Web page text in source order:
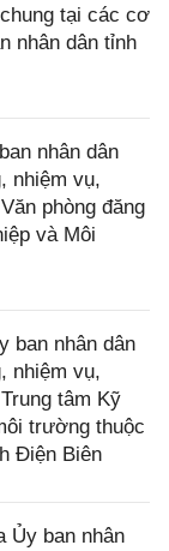
tại các cơ
nhân dân tỉnh
nhân dân
nhiệm vụ,
phòng đăng
và Môi
ban nhân dân
nhiệm vụ,
tâm Kỹ
trường thuộc
Điện Biên
Ủy ban nhân